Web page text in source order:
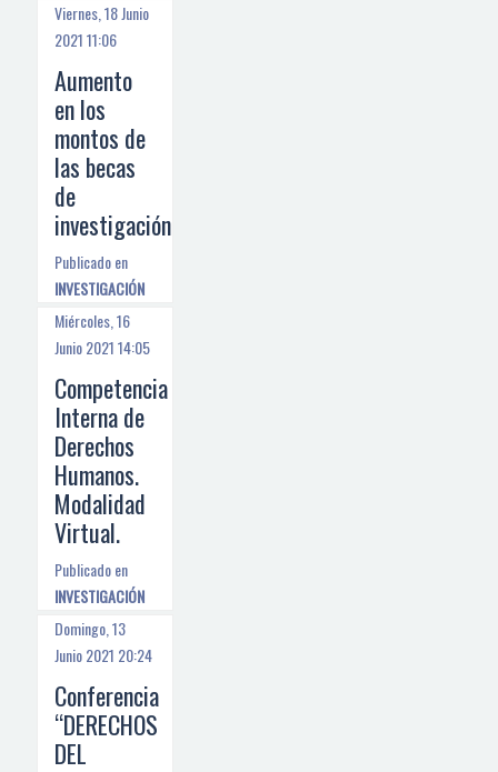
Viernes, 18 Junio
2021 11:06
Aumento
en los
montos de
las becas
de
investigación
Publicado en
INVESTIGACIÓN
Miércoles, 16
Junio 2021 14:05
Competencia
Interna de
Derechos
Humanos.
Modalidad
Virtual.
Publicado en
INVESTIGACIÓN
Domingo, 13
Junio 2021 20:24
Conferencia
“DERECHOS
DEL